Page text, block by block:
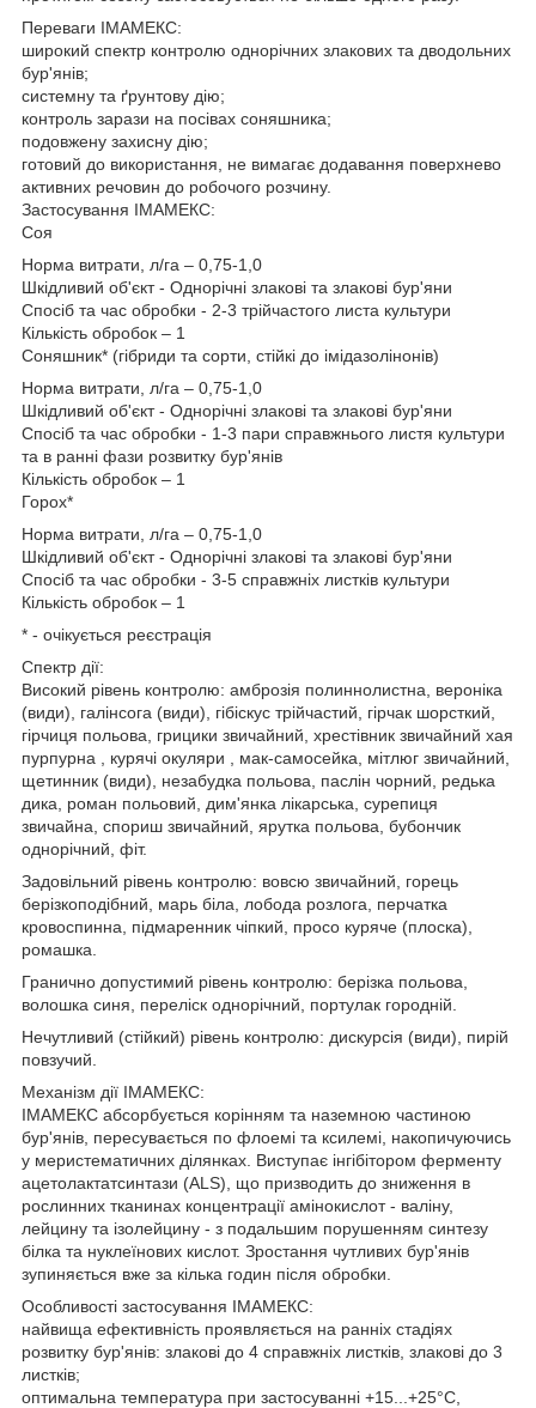
Переваги ІМАМЕКС:
широкий спектр контролю однорічних злакових та дводольних
бур'янів;
системну та ґрунтову дію;
контроль зарази на посівах соняшника;
подовжену захисну дію;
готовий до використання, не вимагає додавання поверхнево
активних речовин до робочого розчину.
Застосування ІМАМЕКС:
Соя
Норма витрати, л/га – 0,75-1,0
Шкідливий об'єкт - Однорічні злакові та злакові бур'яни
Спосіб та час обробки - 2-3 трійчастого листа культури
Кількість обробок – 1
Соняшник* (гібриди та сорти, стійкі до імідазолінонів)
Норма витрати, л/га – 0,75-1,0
Шкідливий об'єкт - Однорічні злакові та злакові бур'яни
Спосіб та час обробки - 1-3 пари справжнього листя культури
та в ранні фази розвитку бур'янів
Кількість обробок – 1
Горох*
Норма витрати, л/га – 0,75-1,0
Шкідливий об'єкт - Однорічні злакові та злакові бур'яни
Спосіб та час обробки - 3-5 справжніх листків культури
Кількість обробок – 1
* - очікується реєстрація
Спектр дії:
Високий рівень контролю: амброзія полиннолистна, вероніка
(види), галінсога (види), гібіскус трійчастий, гірчак шорсткий,
гірчиця польова, грицики звичайний, хрестівник звичайний хая
пурпурна , курячі окуляри , мак-самосейка, мітлюг звичайний,
щетинник (види), незабудка польова, паслін чорний, редька
дика, роман польовий, дим'янка лікарська, сурепиця
звичайна, спориш звичайний, ярутка польова, бубончик
однорічний, фіт.
Задовільний рівень контролю: вовсю звичайний, горець
берізкоподібний, марь біла, лобода розлога, перчатка
кровоспинна, підмаренник чіпкий, просо куряче (плоска),
ромашка.
Гранично допустимий рівень контролю: берізка польова,
волошка синя, переліск однорічний, портулак городній.
Нечутливий (стійкий) рівень контролю: дискурсія (види), пирій
повзучий.
Механізм дії ІМАМЕКС:
ІМАМЕКС абсорбується корінням та наземною частиною
бур'янів, пересувається по флоемі та ксилемі, накопичуючись
у меристематичних ділянках. Виступає інгібітором ферменту
ацетолактатсинтази (ALS), що призводить до зниження в
рослинних тканинах концентрації амінокислот - валіну,
лейцину та ізолейцину - з подальшим порушенням синтезу
білка та нуклеїнових кислот. Зростання чутливих бур'янів
зупиняється вже за кілька годин після обробки.
Особливості застосування ІМАМЕКС:
найвища ефективність проявляється на ранніх стадіях
розвитку бур'янів: злакові до 4 справжніх листків, злакові до 3
листків;
оптимальна температура при застосуванні +15...+25°С,